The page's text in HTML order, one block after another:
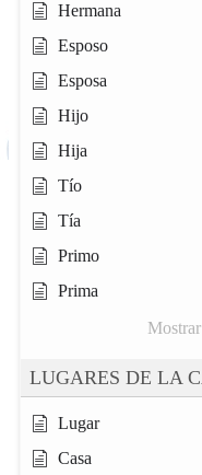
Hermana
Esposo
Esposa
Hijo
Hija
Tío
Tía
Primo
Prima
LUGARES DE LA
Lugar
Casa